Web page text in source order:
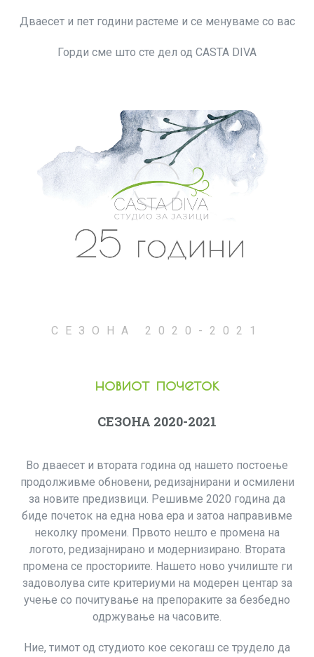
Дваесет и пет години растеме и се менуваме со вас
Горди сме што сте дел од CASTA DIVA
СЕЗОНА 2020-2021
новиот почеток
СЕЗОНА 2020-2021
Во дваесет и втората година од нашето постоење
продолживме обновени, редизајнирани и осмилени
за новите предизвици. Решивме 2020 година да
биде почеток на една нова ера и затоа направивме
неколку промени. Првото нешто е промена на
логото, редизајнирано и модернизирано. Втората
промена се просториите. Нашето ново училиште ги
задоволува сите критериуми на модерен центар за
учење со почитување на препораките за безбедно
одржување на часовите.
Ние, тимот од студиото кое секогаш се трудело да